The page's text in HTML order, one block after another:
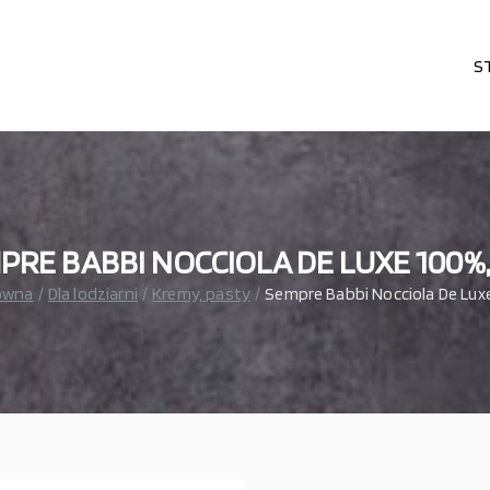
BABBI NOCCIOLA DE LUXE
Dla lodziarni Kremy, pasty Sempre Babbi Nocciola De